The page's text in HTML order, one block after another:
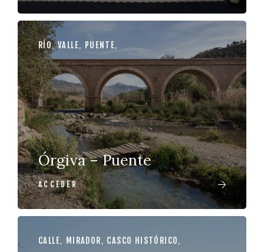
RÍO,VALLE, PUENTE,
Órgiva – Puente
ACCEDER
CALLE, MIRADOR, CASCO HISTÓRICO,